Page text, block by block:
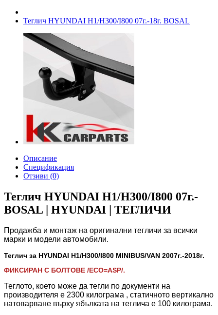
Теглич HYUNDAI H1/H300/I800 07г.-18г. BOSAL
Описание
Спецификация
Отзиви (0)
Теглич HYUNDAI H1/H300/I800 07г.-
BOSAL | HYUNDAI | ТЕГЛИЧИ
Продажба и монтаж на оригинални тегличи за всички
марки и модели автомобили.
Теглич за HYUNDAI H1/H300/I800 MINIBUS/VAN 2007г.-2018г.
ФИКСИРАН С БОЛТОВЕ /ECO=ASP/.
Теглото, което може да тегли по документи на
производителя е 2300 килограма , статичното вертикално
натоварване върху ябълката на теглича е 100 килограма.